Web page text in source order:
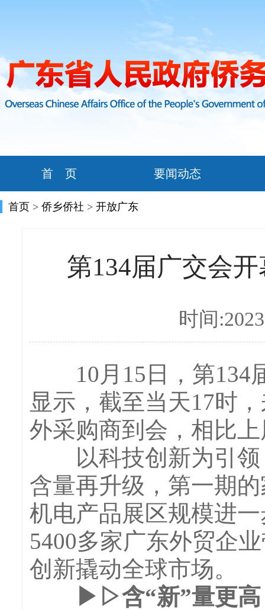
首 页 要闻动态
首页 > 侨乡侨社 > 开放广东
第134届广交会
时间
10月15日，第134
显示，截至当天17时
外采购商到会，相比
以科技创新为引领
含量再升级，第一期
机电产品展区规模进
5400多家广东外贸企
创新撬动全球市场。
▶▷含“新”量更高